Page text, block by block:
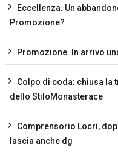
Eccellenza. Un
Promozione?
Promozione. In arrivo
Colpo di coda: chiusa la
dello StiloMonasterace
Comprensorio Locri,
lascia anche dg